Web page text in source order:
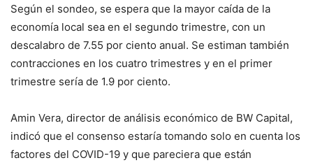
Según el sondeo, se espera que la mayor caída de la
economía local sea en el segundo trimestre, con un
descalabro de 7.55 por ciento anual. Se estiman también
contracciones en los cuatro trimestres y en el primer
trimestre sería de 1.9 por ciento.
Amin Vera, director de análisis económico de BW Capital,
indicó que el consenso estaría tomando solo en cuenta los
factores del COVID-19 y que pareciera que están